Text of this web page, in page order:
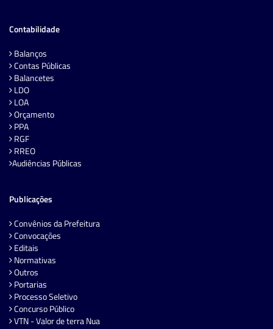
Contabilidade
Balanços
Contas Públicas
Balancetes
LDO
LOA
Orçamento
PPA
RGF
RREO
Audiências Públicas
Publicações
Convênios da Prefeitura
Convocações
Editais
Normativas
Outros
Portarias
Processo Seletivo
Concurso Público
VTN - Valor de terra Nua